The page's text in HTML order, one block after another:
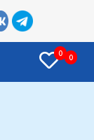
0 0